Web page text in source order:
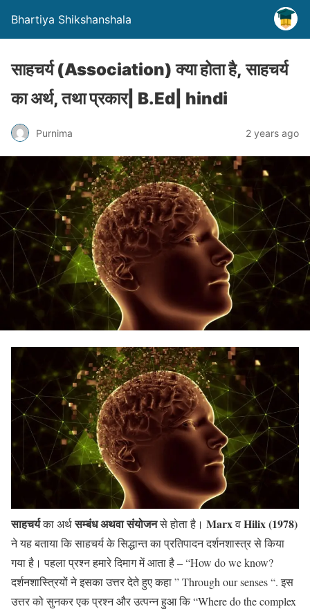
Bhartiya Shikshanshala
साहचर्य (Association) क्या होता है, साहचर्य
का अर्थ, तथा प्रकार| B.Ed| hindi
Purnima 2 years ago
साहचर्यका अर्थसम्बंध अथवा संयोजनसे होता है। MarxवHilix (1978)
ने यह बताया कि साहचर्य के सिद्धान्त का प्रतिपादन दर्शनशास्त्र से किया
गया है। पहला प्रश्न हमारे दिमाग में आता है – “How do we know?
दर्शनशास्त्रियों ने इसका उत्तर देते हुए कहा ” Through our senses “. इस
उत्तर को सुनकर एक प्रश्न और उत्पन्न हुआ कि “Where do the complex